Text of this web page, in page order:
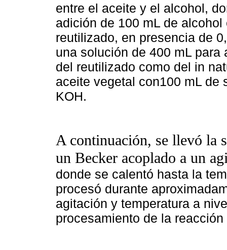
entre el aceite y el alcohol,
adición de 100 mL de
reutilizado, en presencia de
una solución de 400 mL
del reutilizado como del in
aceite vegetal con100 mL
KOH.
A continuación, se llevó la
un Becker acoplado a un
donde se calentó hasta la
procesó durante
agitación y temperatura a
procesamiento de la